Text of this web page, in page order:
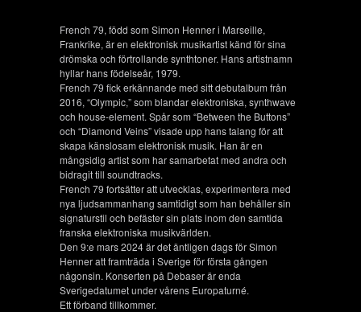
French 79, född som Simon Henner i Marseille,
Frankrike, är en elektronisk musikartist känd för sina
drömska och förtrollande synthtoner. Hans artistnamn
hyllar hans födelseår, 1979.
French 79 fick erkännande med sitt debutalbum från
2016, “Olympic,” som blandar elektroniska, synthwave
och house-element. Spår som “Between the Buttons”
och “Diamond Veins” visade upp hans talang för att
skapa känslosam elektronisk musik. Han är en
mångsidig artist som har samarbetat med andra och
bidragit till soundtracks.
French 79 fortsätter att utvecklas, experimentera med
nya ljudsammanhang samtidigt som han behåller sin
signaturstil och befäster sin plats inom den samtida
franska elektroniska musikvärlden.
Den 9:e mars 2024 är det äntligen dags för Simon
Henner att framträda i Sverige för första gången
någonsin. Konserten på Debaser är enda
Sverigedatumet under vårens Europaturné.
Ett förband tillkommer.